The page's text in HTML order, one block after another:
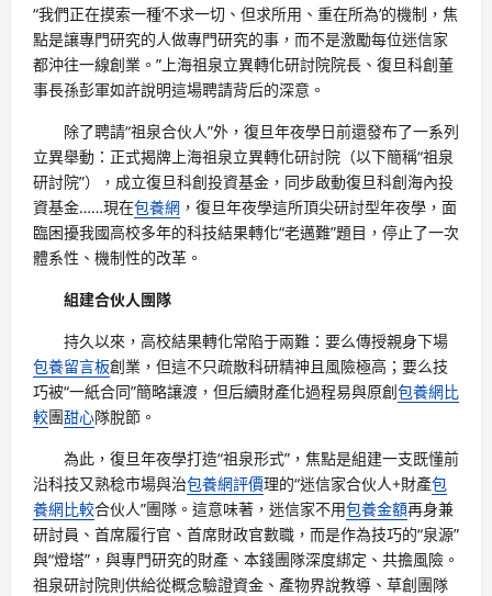
“我們正在摸索一種‘不求一切、但求所用、重在所為’的機制，焦
點是讓專門研究的人做專門研究的事，而不是激勵每位迷信家
都沖往一線創業。”上海祖泉立異轉化研討院院長、復旦科創董
事長孫彭軍如許說明這場聘請背后的深意。
除了聘請“祖泉合伙人”外，復旦年夜學日前還發布了一系列
立異舉動：正式揭牌上海祖泉立異轉化研討院（以下簡稱“祖泉
研討院”），成立復旦科創投資基金，同步啟動復旦科創海內投
資基金……現在包養網 ，復旦年夜學這所頂尖研討型年夜學，面
臨困擾我國高校多年的科技結果轉化“老邁難”題目，停止了一次
體系性、機制性的改革。
組建合伙人團隊
持久以來，高校結果轉化常陷于兩難：要么傳授親身下場
包養留言板創業，但這不只疏散科研精神且風險極高；要么技
巧被“一紙合同”簡略讓渡，但后續財產化過程易與原創包養網比
較團甜心隊脫節。
為此，復旦年夜學打造“祖泉形式”，焦點是組建一支既懂前
沿科技又熟稔市場與治包養網評價理的“迷信家合伙人+財產包
養網比較合伙人”團隊。這意味著，迷信家不用包養金額再身兼
研討員、首席履行官、首席財政官數職，而是作為技巧的“泉源”
與“燈塔”，與專門研究的財產、本錢團隊深度綁定、共擔風險。
祖泉研討院則供給從概念驗證資金、產物界說教導、草創團隊